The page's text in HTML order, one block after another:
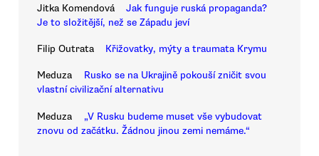
Jitka Komendová
Jak funguje ruská propaganda?
Je to složitější, než se Západu jeví
Filip Outrata Křižovatky, mýty a traumata Krymu
Meduza
Rusko se na Ukrajině pokouší zničit svou
vlastní civilizační alternativu
Meduza
„V Rusku budeme muset vše vybudovat
znovu od začátku. Žádnou jinou zemi nemáme.“